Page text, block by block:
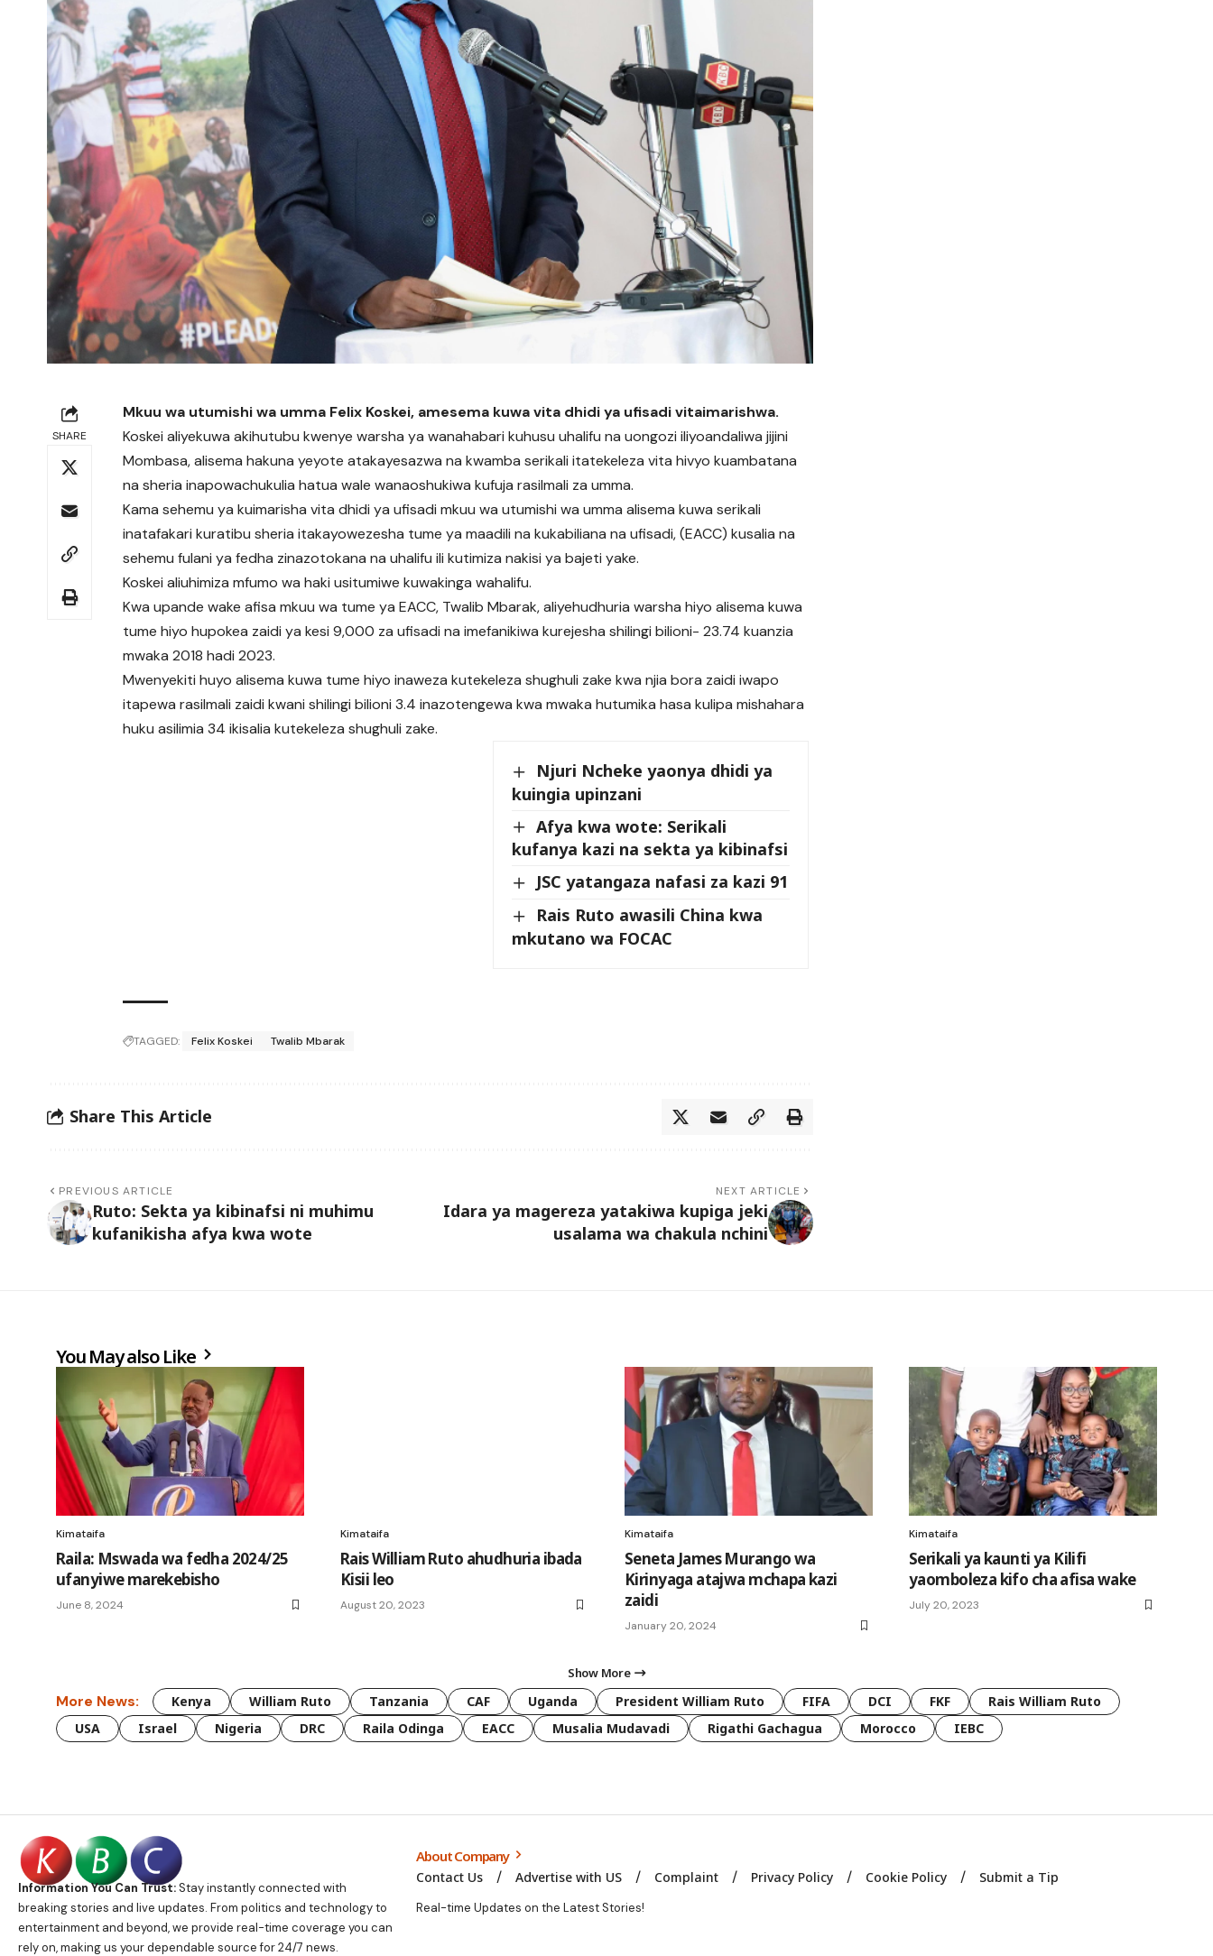
SHARE
Mkuu wa utumishi wa umma Felix Koskei, amesema kuwa vita dhidi ya ufisadi vitaimarishwa.
Koskei aliyekuwa akihutubu kwenye warsha ya wanahabari kuhusu uhalifu na uongozi iliyoandaliwa jijini
Mombasa, alisema hakuna yeyote atakayesazwa na kwamba serikali itatekeleza vita hivyo kuambatana
na sheria inapowachukulia hatua wale wanaoshukiwa kufuja rasilmali za umma.
Kama sehemu ya kuimarisha vita dhidi ya ufisadi mkuu wa utumishi wa umma alisema kuwa serikali
inatafakari kuratibu sheria itakayowezesha tume ya maadili na kukabiliana na ufisadi, (EACC) kusalia na
sehemu fulani ya fedha zinazotokana na uhalifu ili kutimiza nakisi ya bajeti yake.
Koskei aliuhimiza mfumo wa haki usitumiwe kuwakinga wahalifu.
Kwa upande wake afisa mkuu wa tume ya EACC, Twalib Mbarak, aliyehudhuria warsha hiyo alisema kuwa
tume hiyo hupokea zaidi ya kesi 9,000 za ufisadi na imefanikiwa kurejesha shilingi bilioni- 23.74 kuanzia
mwaka 2018 hadi 2023.
Mwenyekiti huyo alisema kuwa tume hiyo inaweza kutekeleza shughuli zake kwa njia bora zaidi iwapo
itapewa rasilmali zaidi kwani shilingi bilioni 3.4 inazotengewa kwa mwaka hutumika hasa kulipa mishahara
huku asilimia 34 ikisalia kutekeleza shughuli zake.
Njuri Ncheke yaonya dhidi ya
kuingia upinzani
Afya kwa wote: Serikali
kufanya kazi na sekta ya kibinafsi
JSC yatangaza nafasi za kazi 91
Rais Ruto awasili China kwa
mkutano wa FOCAC
TAGGED: Felix Koskei Twalib Mbarak
Share This Article
PREVIOUS ARTICLE
Ruto: Sekta ya kibinafsi ni muhimu
kufanikisha afya kwa wote
NEXT ARTICLE
Idara ya magereza yatakiwa kupiga jeki
usalama wa chakula nchini
You May also Like
Kimataifa
Raila: Mswada wa fedha 2024/25
ufanyiwe marekebisho
June 8, 2024
Kimataifa
Rais William Ruto ahudhuria ibada
Kisii leo
August 20, 2023
Kimataifa
Seneta James Murango wa
Kirinyaga atajwa mchapa kazi
zaidi
January 20, 2024
Kimataifa
Serikali ya kaunti ya Kilifi
yaomboleza kifo cha afisa wake
July 20, 2023
Show More
More News: Kenya William Ruto Tanzania CAF Uganda President William Ruto FIFA DCI FKF
Rais William Ruto
USA
Israel Nigeria DRC Raila Odinga EACC Musalia Mudavadi Rigathi Gachagua Morocco IEBC
Information You Can Trust:Stay instantly connected with
breaking stories and live updates. From politics and technology to
entertainment and beyond, we provide real-time coverage you can
rely on, making us your dependable source for 24/7 news.
About Company
Contact Us Advertise with US Complaint Privacy Policy Cookie Policy Submit a Tip
Real-time Updates on the Latest Stories!